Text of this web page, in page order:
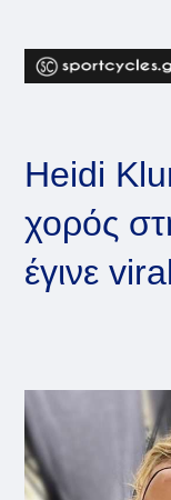
content
Heidi
χορός
έγινε viral